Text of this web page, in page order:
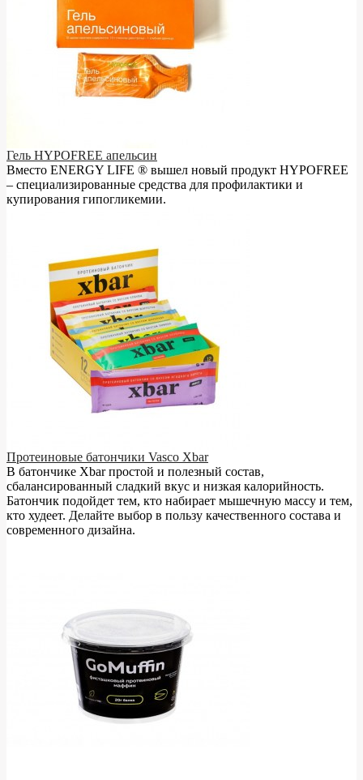
Гель HYPOFREE апельсин
Вместо ENERGY LIFE ® вышел новый продукт HYPOFREE
– cпециализированные средства для профилактики и
купирования гипогликемии.
Протеиновые батончики Vasco Xbar
В батончике Xbar простой и полезный состав,
сбалансированный сладкий вкус и низкая калорийность.
Батончик подойдет тем, кто набирает мышечную массу и тем,
кто худеет. Делайте выбор в пользу качественного состава и
современного дизайна.